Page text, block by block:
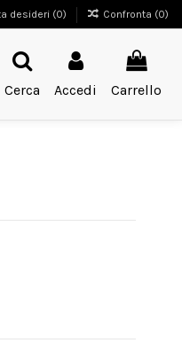
desideri (0) Confronta (0)
Cerca
Accedi Carrello